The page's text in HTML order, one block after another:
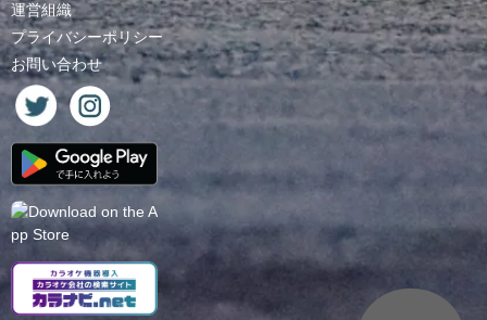
運営組織
プライバシーポリシー
お問い合わせ